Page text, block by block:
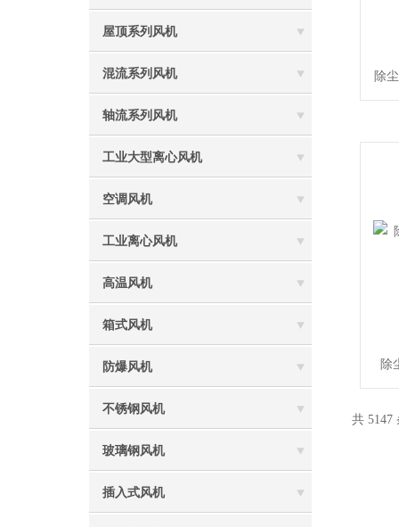
屋顶系列风机
混流系列风机
轴流系列风机
工业大型离心风机
空调风机
工业离心风机
高温风机
箱式风机
防爆风机
不锈钢风机
玻璃钢风机
插入式风机
除
除
共 5147